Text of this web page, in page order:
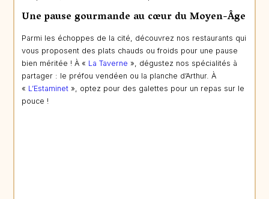
Une pause gourmande au cœur du Moyen-Âge
Parmi les échoppes de la cité, découvrez nos restaurants qui
vous proposent des plats chauds ou froids pour une pause
bien méritée ! À « La Taverne », dégustez nos spécialités à
partager : le préfou vendéen ou la planche d’Arthur. À
« L’Estaminet », optez pour des galettes pour un repas sur le
pouce !